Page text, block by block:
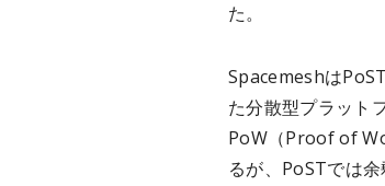
た。
Spacemeshは
た分散型プラット
PoW（Proof of
るが、PoSTでは